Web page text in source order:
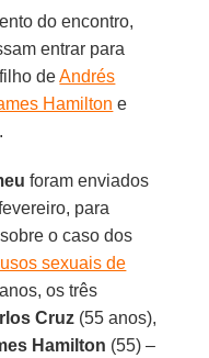
do encontro,
entrar para
deAndrés
Hamilton e
foram enviados
para
o caso dos
sexuais de
os três
Cruz (55 anos),
Hamilton (55) –